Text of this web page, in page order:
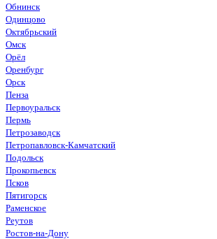
Обнинск
Одинцово
Октябрьский
Омск
Орёл
Оренбург
Орск
Пенза
Первоуральск
Пермь
Петрозаводск
Петропавловск-Камчатский
Подольск
Прокопьевск
Псков
Пятигорск
Раменское
Реутов
Ростов-на-Дону